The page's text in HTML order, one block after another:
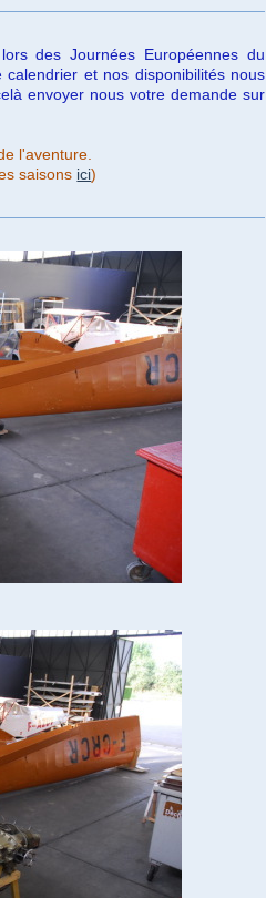
des Journées Européennes du
et nos disponibilités nous
envoyer nous votre demande sur
l'aventure.
saisons ici)